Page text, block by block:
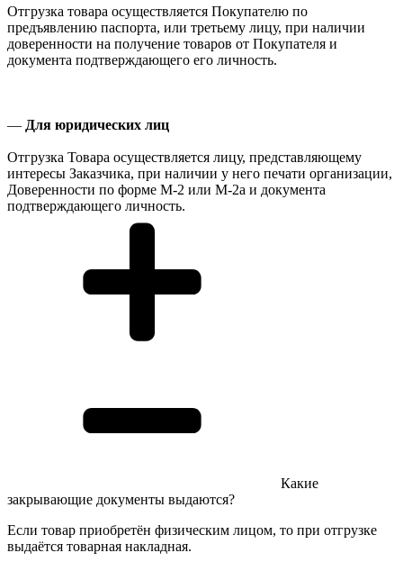
Отгрузка товара осуществляется Покупателю по
предъявлению паспорта, или третьему лицу, при наличии
доверенности на получение товаров от Покупателя и
документа подтверждающего его личность.
— Для юридических лиц
Отгрузка Товара осуществляется лицу, представляющему
интересы Заказчика, при наличии у него печати организации,
Доверенности по форме М-2 или М-2а и документа
подтверждающего личность.
Какие
закрывающие документы выдаются?
Если товар приобретён физическим лицом, то при отгрузке
выдаётся товарная накладная.